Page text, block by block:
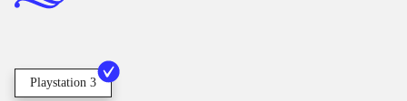
Playstation 3